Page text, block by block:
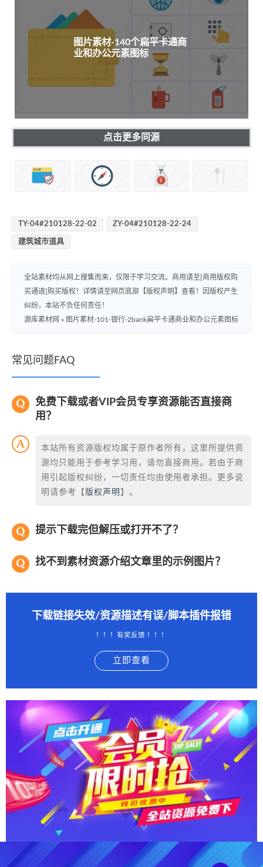
图片素材-140个扁平卡通商
业和办公元素图标
点击更多同源
TY-04#210128-22-02 ZY-04#210128-22-24
建筑城市道具
全站素材均从网上搜集而来，仅限于学习交流。商用请至[商用版权购
买通道]购买版权！详情请至网页底部【版权声明】查看！因版权产生
纠纷，本站不负任何责任！
源库素材网 » 图片素材-101-银行-2bank扁平卡通商业和办公元素图标
常见问题FAQ
免费下载或者VIP会员专享资源能否直接商
用？
本站所有资源版权均属于原作者所有，这里所提供资
源均只能用于参考学习用，请勿直接商用。若由于商
用引起版权纠纷，一切责任均由使用者承担。更多说
明请参考【 版权声明 】。
提示下载完但解压或打开不了？
找不到素材资源介绍文章里的示例图片？
下载链接失效/资源描述有误/脚本插件报错
！！！有奖反馈 ！！！
立即查看